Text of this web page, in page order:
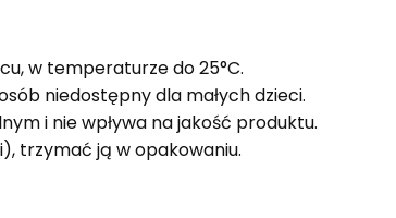
w temperaturze do 25°C.
niedostępny dla małych dzieci.
i nie wpływa na jakość produktu.
trzymać ją w opakowaniu.